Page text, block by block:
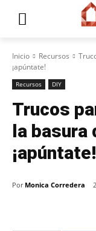
Inicio Recursos
¡apúntate!
Recursos DIY
Trucos
la basura
¡apúntate!
Por Monica Corredera